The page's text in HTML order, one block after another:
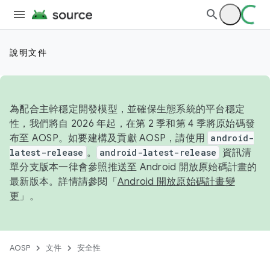
說明文件
為配合主幹穩定開發模型，並確保生態系統的平台穩定
性，我們將自 2026 年起，在第 2 季和第 4 季將原始碼發
布至 AOSP。如要建構及貢獻 AOSP，請使用 android-
latest-release 。 android-latest-release
資訊清
單分支版本一律會參照推送至 Android 開放原始碼計畫的
最新版本。詳情請參閱「 Android 開放原始碼計畫變
更 」。
AOSP 文件 安全性